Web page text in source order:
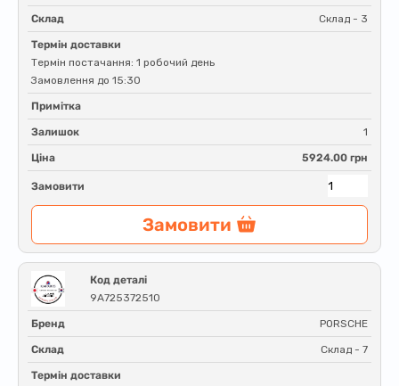
Склад Склад - 3
Термін доставки
Термін постачання: 1 робочий день
Замовлення до 15:30
Примітка
Залишок 1
Ціна 5924.00 грн
Замовити
Замовити
Код деталі
9A725372510
Бренд PORSCHE
Склад Склад - 7
Термін доставки